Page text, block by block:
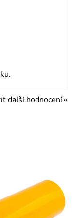
další hodnocení